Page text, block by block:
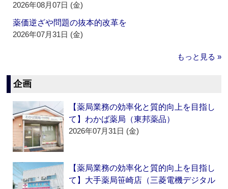
2026年08月07日 (金)
薬価逆ざや問題の抜本的改革を
2026年07月31日 (金)
もっと見る »
企画
【薬局業務の効率化と質的向上を目指し
て】わかば薬局（東邦薬品）
2026年07月31日 (金)
【薬局業務の効率化と質的向上を目指し
て】大手薬局笹崎店（三菱電機デジタル